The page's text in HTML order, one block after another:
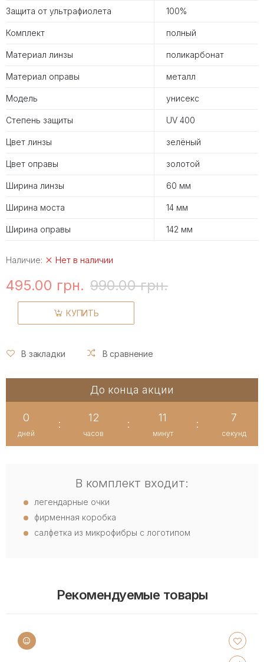
Защита от ультрафиолета 100%
Комплект полный
Материал линзы поликарбонат
Материал оправы металл
Модель унисекс
Степень защиты UV 400
Цвет линзы зелёный
Цвет оправы золотой
Ширина линзы 60 мм
Ширина моста 14 мм
Ширина оправы 142 мм
Наличие: Нет в наличии
495.00 грн. 990.00 грн.
КУПИТЬ
В закладки В сравнение
До конца акции
0
дней
:
12
часов
:
11
минут
:
7
секунд
В комплект входит:
легендарные очки
фирменная коробка
салфетка из микрофибры с логотипом
Рекомендуемые товары